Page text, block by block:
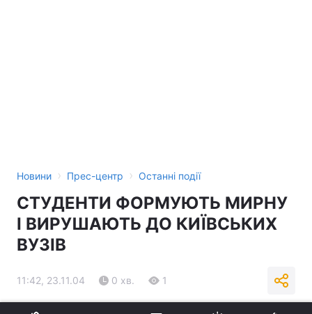
Новини › Прес-центр › Останні події
СТУДЕНТИ ФОРМУЮТЬ МИРНУ
І ВИРУШАЮТЬ ДО КИЇВСЬКИХ
ВУЗІВ
11:42, 23.11.04 0 хв. 1